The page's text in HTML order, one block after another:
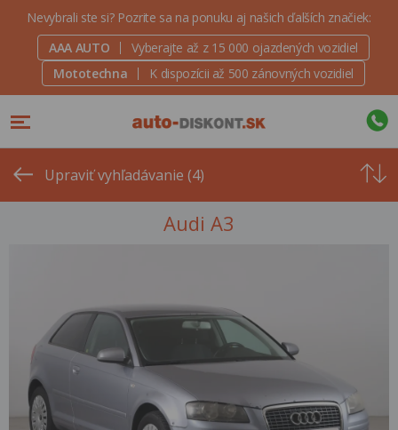
Nevybrali ste si? Pozrite sa na ponuku aj našich ďalších značiek:
AAA AUTO
Vyberajte až z 15 000 ojazdených vozidiel
Mototechna
K dispozícii až 500 zánovných vozidiel
Upraviť vyhľadávanie (4)
ceny
Audi A3